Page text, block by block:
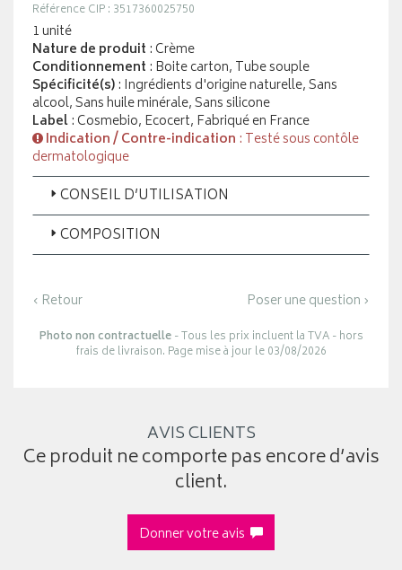
Référence CIP : 3517360025750
1 unité
Nature de produit : Crème
Conditionnement : Boite carton, Tube souple
Spécificité(s): Ingrédients d'origine naturelle, Sans
alcool, Sans huile minérale, Sans silicone
Label: Cosmebio, Ecocert, Fabriqué en France
Indication / Contre-indication : Testé sous contôle
dermatologique
CONSEIL D’UTILISATION
COMPOSITION
‹ Retour Poser une question ›
Photo non contractuelle- Tous les prix incluent la TVA - hors
frais de livraison. Page mise à jour le 03/08/2026
AVIS CLIENTS
Ce produit ne comporte pas encore d’avis
client.
Donner votre avis